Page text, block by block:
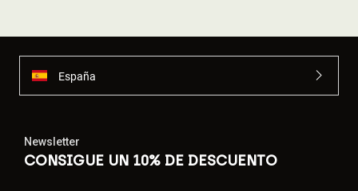
España
Newsletter
CONSIGUE UN 10% DE DESCUENTO